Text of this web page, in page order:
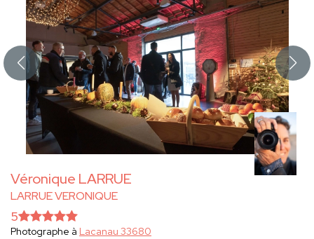
Véronique LARRUE
LARRUE VERONIQUE
5
Photographe à Lacanau 33680